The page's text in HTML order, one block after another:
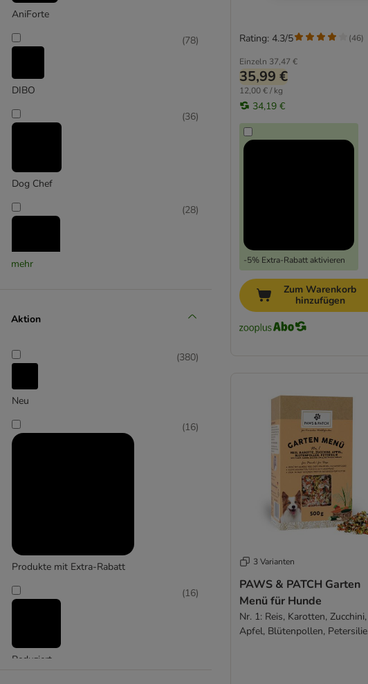
AniForte
DIBO
(78)
Dog Chef
(36)
(28)
mehr
Aktion
Neu
(380)
Produkte mit Extra-Rabatt
(16)
Reduziert
(16)
Einzeln 37,47 €
35,99 €
12,00 € / kg
34,19 €
-5% Extra-Rabatt aktivieren
Rating: 4.3/5 (46)
Zum Warenkorb
hinzufügen
3 Varianten
PAWS & PATCH Garten
Menü für Hunde
Nr. 1: Reis, Karotten, Zucchini,
Apfel, Blütenpollen, Petersilie